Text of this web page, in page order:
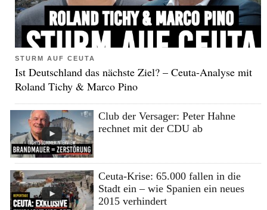
STURM AUF CEUTA
Ist Deutschland das nächste Ziel? – Ceuta-Analyse mit
Roland Tichy & Marco Pino
Club der Versager: Peter Hahne
rechnet mit der CDU ab
Ceuta-Krise: 65.000 fallen in die
Stadt ein – wie Spanien ein neues
2015 verhindert